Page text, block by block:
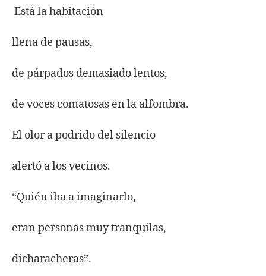
Está la habitación
llena de pausas,
de párpados demasiado lentos,
de voces comatosas en la alfombra.
El olor a podrido del silencio
alertó a los vecinos.
“Quién iba a imaginarlo,
eran personas muy tranquilas,
dicharacheras”.